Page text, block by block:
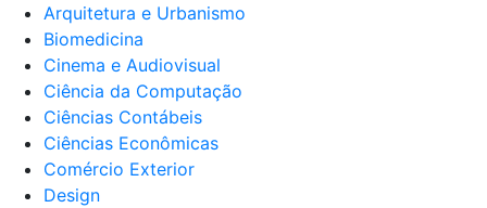
Arquitetura e Urbanismo
Biomedicina
Cinema e Audiovisual
Ciência da Computação
Ciências Contábeis
Ciências Econômicas
Comércio Exterior
Design